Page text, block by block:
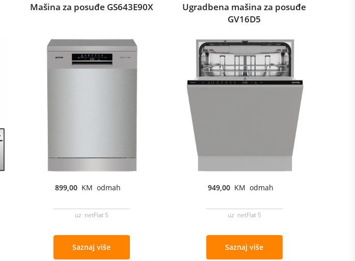
Mašina za posuđe GS643E90X
899,00 KM odmah
uz netFlat 5
Saznaj više
Ugradbena mašina za posuđe
GV16D5
949,00 KM odmah
uz netFlat 5
Saznaj više